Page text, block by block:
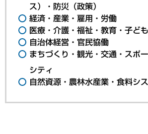
ス）・防災（政策）
経済・産業・雇用・労働
医療・介護・福祉・教育・子ども
自治体経営・官民協働
まちづくり・観光・交通・スポ
シティ
自然資源・農林水産業・食料シ